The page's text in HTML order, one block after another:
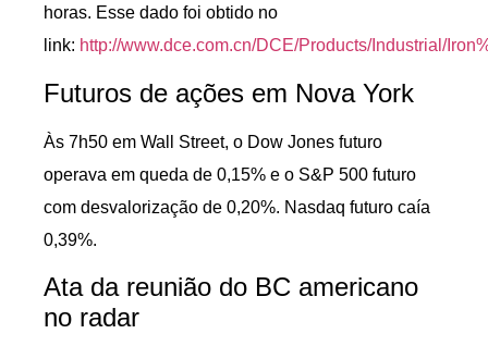
horas. Esse dado foi obtido no
link: http://www.dce.com.cn/DCE/Products/Industrial/
Futuros de ações em Nova York
Às 7h50 em Wall Street, o Dow Jones futuro
operava em queda de 0,15% e o S&P 500 futuro
com desvalorização de 0,20%. Nasdaq futuro caía
0,39%.
Ata da reunião do BC americano
no radar